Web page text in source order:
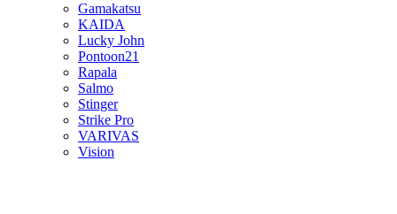
Gamakatsu
KAIDA
Lucky John
Pontoon21
Rapala
Salmo
Stinger
Strike Pro
VARIVAS
Vision